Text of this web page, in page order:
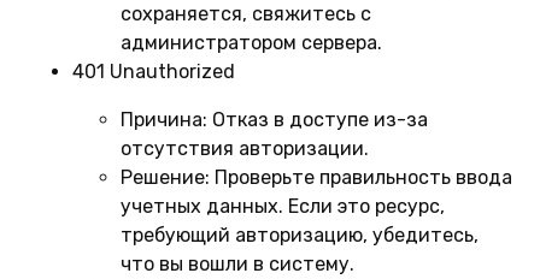
сохраняется, свяжитесь с
администратором сервера.
401 Unauthorized
Причина: Отказ в доступе из-за
отсутствия авторизации.
Решение: Проверьте правильность ввода
учетных данных. Если это ресурс,
требующий авторизацию, убедитесь,
что вы вошли в систему.